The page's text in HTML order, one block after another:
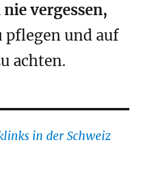
vergessen,
pflegen und auf
achten.
in der Schweiz